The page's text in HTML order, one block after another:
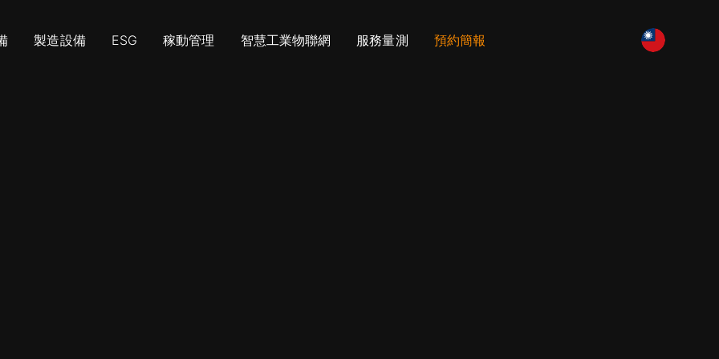
製造設備 ESG 稼動管理 智慧工業物聯網 服務量測 預約簡報